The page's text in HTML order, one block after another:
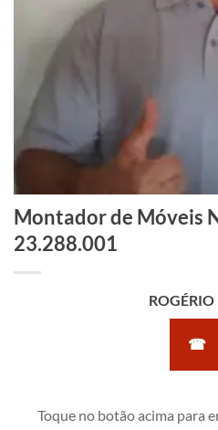
Montador de Móveis
23.288.001
ROGÉRIO
☎
Toque no botão acima para